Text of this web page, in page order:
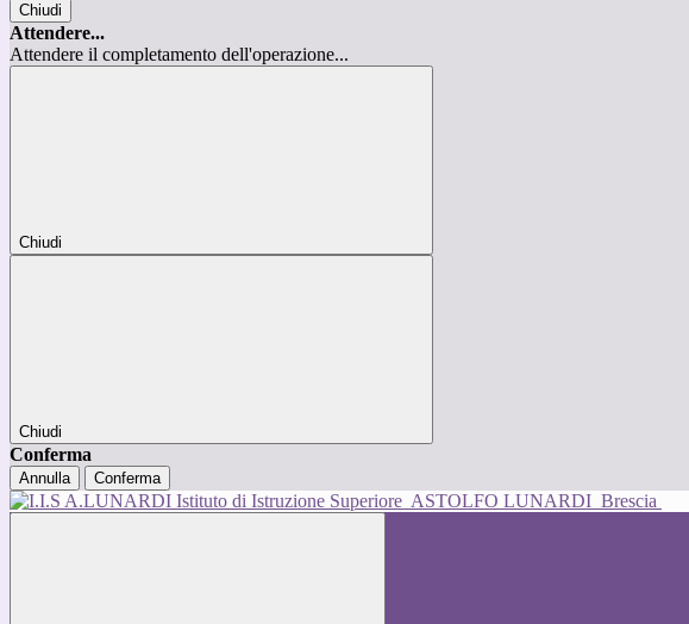
Chiudi
Attendere...
Attendere il completamento dell'operazione...
Chiudi
Chiudi
Conferma
Annulla Conferma
Istituto di Istruzione Superiore ASTOLFO LUNARDI Brescia